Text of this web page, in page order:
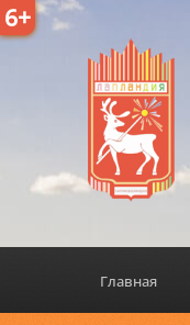
6+
Главная